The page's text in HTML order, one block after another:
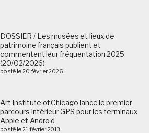
DOSSIER / Les musées et lieux de
patrimoine français publient et
commentent leur fréquentation 2025
(20/02/2026)
posté le 20 février 2026
Art Institute of Chicago lance le premier
parcours intérieur GPS pour les terminaux
Apple et Android
posté le 21 février 2013